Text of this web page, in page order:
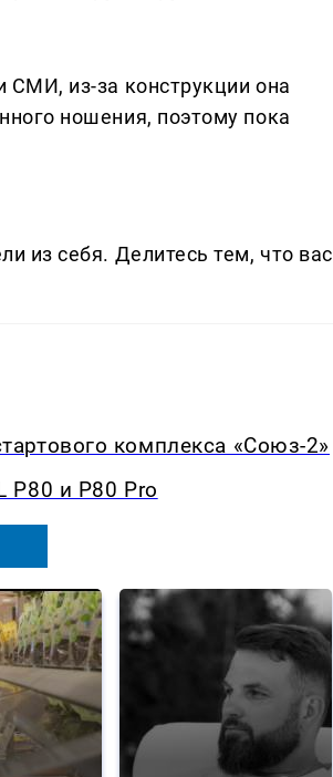
из-за конструкции она
ношения, поэтому пока
из себя. Делитеcь тем, что вас
комплекса «Союз-2»
P80 и P80 Pro